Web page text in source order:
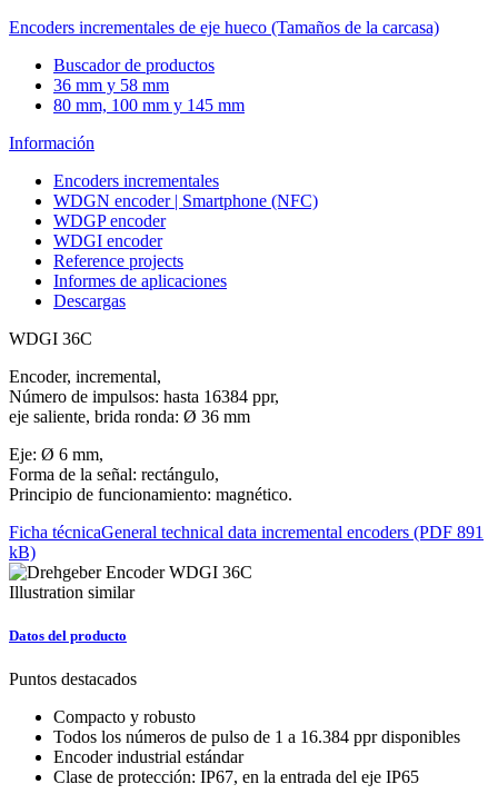
Encoders incrementales de eje hueco (Tamaños de la carcasa)
Buscador de productos
36 mm y 58 mm
80 mm, 100 mm y 145 mm
Información
Encoders incrementales
WDGN encoder | Smartphone (NFC)
WDGP encoder
WDGI encoder
Reference projects
Informes de aplicaciones
Descargas
WDGI 36C
Encoder, incremental,
Número de impulsos: hasta 16384 ppr,
eje saliente, brida ronda: Ø 36 mm
Eje: Ø 6 mm,
Forma de la señal: rectángulo,
Principio de funcionamiento: magnético.
Ficha técnicaGeneral technical data incremental encoders (PDF 891
kB)
Illustration similar
Datos del producto
Puntos destacados
Compacto y robusto
Todos los números de pulso de 1 a 16.384 ppr disponibles
Encoder industrial estándar
Clase de protección: IP67, en la entrada del eje IP65